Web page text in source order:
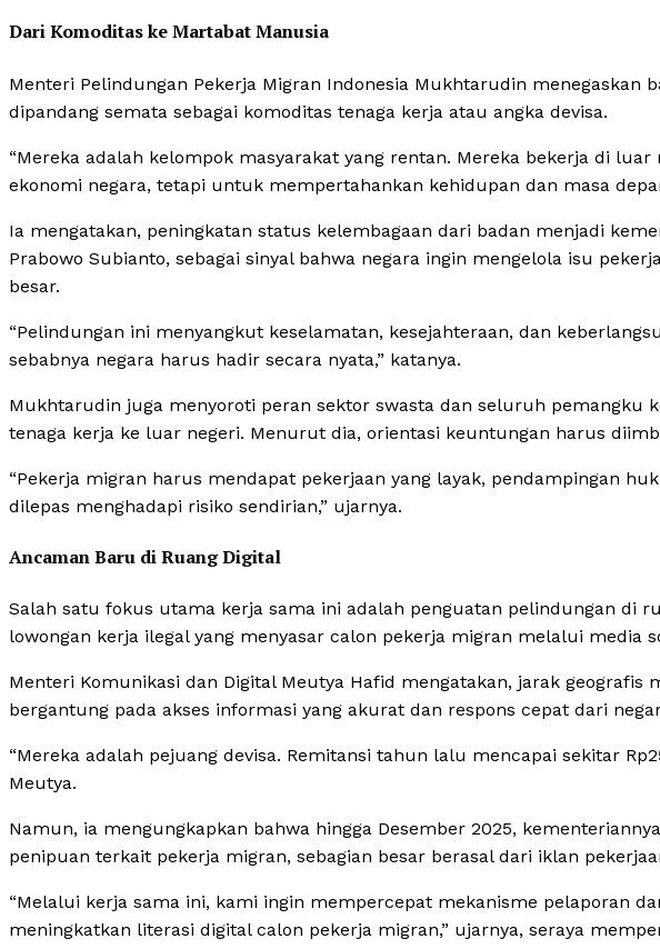
Dari Komoditas ke Martabat Manusia
Menteri Pelindungan Pekerja Migran Indonesia Mukhtarudin menegaskan
dipandang semata sebagai komoditas tenaga kerja atau angka devisa.
“Mereka adalah kelompok masyarakat yang rentan. Mereka bekerja di
ekonomi negara, tetapi untuk mempertahankan kehidupan dan masa
Ia mengatakan, peningkatan status kelembagaan dari badan menjadi
Prabowo Subianto, sebagai sinyal bahwa negara ingin mengelola isu
besar.
“Pelindungan ini menyangkut keselamatan, kesejahteraan, dan
sebabnya negara harus hadir secara nyata,” katanya.
Mukhtarudin juga menyoroti peran sektor swasta dan seluruh pemangku
tenaga kerja ke luar negeri. Menurut dia, orientasi keuntungan harus
“Pekerja migran harus mendapat pekerjaan yang layak, pendampingan
dilepas menghadapi risiko sendirian,” ujarnya.
Ancaman Baru di Ruang Digital
Salah satu fokus utama kerja sama ini adalah penguatan pelindungan di
lowongan kerja ilegal yang menyasar calon pekerja migran melalui media
Menteri Komunikasi dan Digital Meutya Hafid mengatakan, jarak
bergantung pada akses informasi yang akurat dan respons cepat dari
“Mereka adalah pejuang devisa. Remitansi tahun lalu mencapai sekitar
Meutya.
Namun, ia mengungkapkan bahwa hingga Desember 2025,
penipuan terkait pekerja migran, sebagian besar berasal dari iklan
“Melalui kerja sama ini, kami ingin mempercepat mekanisme pelaporan
meningkatkan literasi digital calon pekerja migran,” ujarnya, seraya